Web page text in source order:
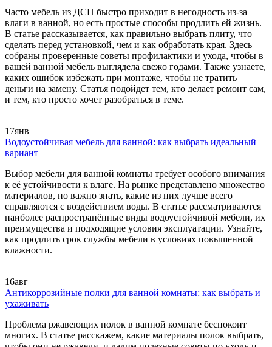
Часто мебель из ДСП быстро приходит в негодность из-за
влаги в ванной, но есть простые способы продлить ей жизнь.
В статье рассказывается, как правильно выбрать плиту, что
сделать перед установкой, чем и как обработать края. Здесь
собраны проверенные советы профилактики и ухода, чтобы в
вашей ванной мебель выглядела свежо годами. Также узнаете,
каких ошибок избежать при монтаже, чтобы не тратить
деньги на замену. Статья подойдет тем, кто делает ремонт сам,
и тем, кто просто хочет разобраться в теме.
17янв
Водоустойчивая мебель для ванной: как выбрать идеальный
вариант
Выбор мебели для ванной комнаты требует особого внимания
к её устойчивости к влаге. На рынке представлено множество
материалов, но важно знать, какие из них лучше всего
справляются с воздействием воды. В статье рассматриваются
наиболее распространённые виды водоустойчивой мебели, их
преимущества и подходящие условия эксплуатации. Узнайте,
как продлить срок службы мебели в условиях повышенной
влажности.
16авг
Антикоррозийные полки для ванной комнаты: как выбрать и
ухаживать
Проблема ржавеющих полок в ванной комнате беспокоит
многих. В статье расскажем, какие материалы полок выбрать,